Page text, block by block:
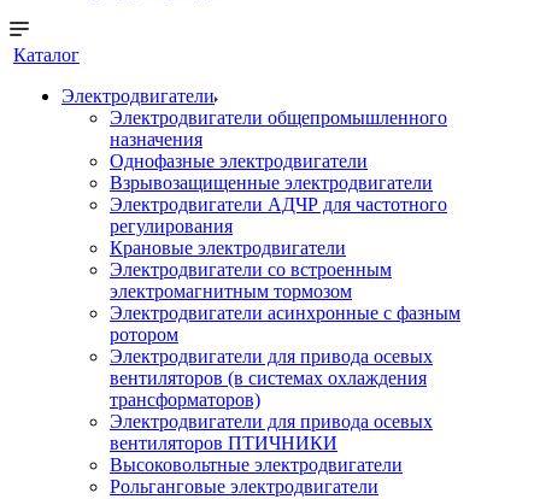
Каталог
Электродвигатели
Электродвигатели общепромышленного
назначения
Однофазные электродвигатели
Взрывозащищенные электродвигатели
Электродвигатели АДЧР для частотного
регулирования
Крановые электродвигатели
Электродвигатели со встроенным
электромагнитным тормозом
Электродвигатели асинхронные с фазным
ротором
Электродвигатели для привода осевых
вентиляторов (в системах охлаждения
трансформаторов)
Электродвигатели для привода осевых
вентиляторов ПТИЧНИКИ
Высоковольтные электродвигатели
Рольганговые электродвигатели